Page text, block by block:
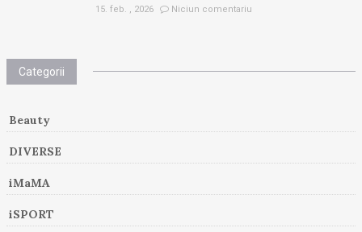
15. feb. , 2026 Niciun comentariu
Categorii
Beauty
DIVERSE
iMaMA
iSPORT